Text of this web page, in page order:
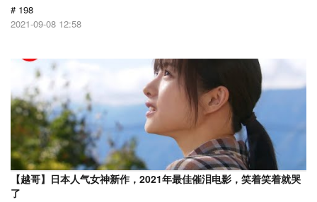
# 198
2021-09-08 12:58
【越哥】日本人气女神新作，2021年最佳催泪电影，笑着笑着就哭
了